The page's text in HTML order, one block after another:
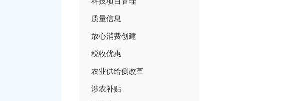
质量信息
放心消费创建
税收优惠
农业供给侧改革
涉农补贴